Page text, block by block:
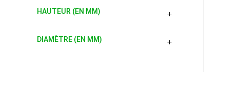
HAUTEUR (EN MM)
DIAMÈTRE (EN MM)